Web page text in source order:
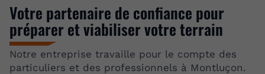
Votre partenaire de confiance pour
préparer et viabiliser votre terrain
Notre entreprise travaille pour le compte des
particuliers et des professionnels à Montluçon.